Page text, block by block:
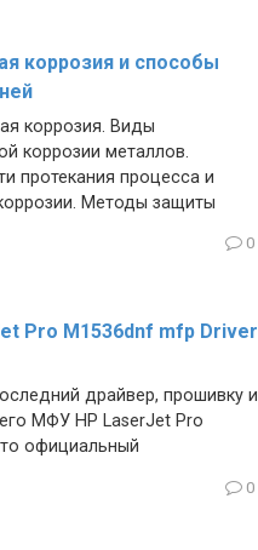
коррозия и способы
коррозия. Виды
коррозии металлов.
протекания процесса и
Методы защиты
0
Pro M1536dnf mfp Driver
драйвер, прошивку и
МФУ HP LaserJet Pro
официальный
0